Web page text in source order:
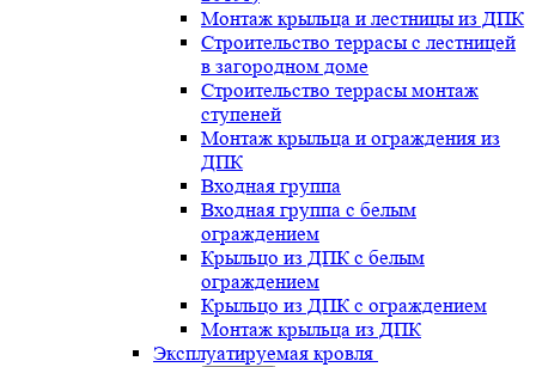
Монтаж крыльца и лестницы из ДПК
Строительство террасы с лестницей
в загородном доме
Строительство террасы монтаж
ступеней
Монтаж крыльца и ограждения из
ДПК
Входная группа
Входная группа с белым
ограждением
Крыльцо из ДПК с белым
ограждением
Крыльцо из ДПК с ограждением
Монтаж крыльца из ДПК
Эксплуатируемая кровля